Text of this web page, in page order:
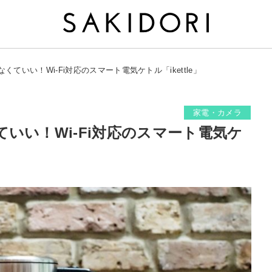
くていい！Wi-Fi対応のスマート電気ケトル「ikettle」
家電・カメラ
いい！Wi-Fi対応のスマート電気ケ